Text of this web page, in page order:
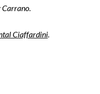
Ciaffardini.